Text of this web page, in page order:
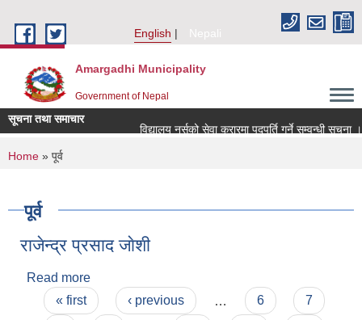
English
Nepali
Amargadhi Municipality
Government of Nepal
सूचना तथा समाचार
विद्यालय नर्सको सेवा करारमा पदपूर्ति गर्ने सम्वन्धी सूचना ।।
You are here
Home » पूर्व
पूर्व
राजेन्द्र प्रसाद जाेशी
Read more
Pages
« first ‹ previous 6
7